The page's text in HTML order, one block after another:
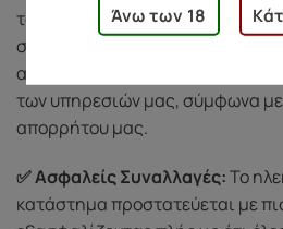
τα προσωπικά σας δεδομένα και
σε τρίτους. Χρησιμοποιούμε τις
αποκλειστικά για την
των υπηρεσιών μας, σύμφωνα με
απορρήτου μας.
✅ Ασφαλείς Συναλλαγές:Το
κατάστημα προστατεύεται με
Άνω των 18